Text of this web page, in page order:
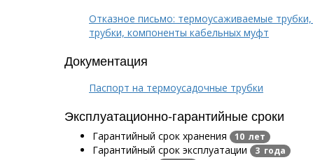
Отказное письмо: термоусаживаемые
трубки, компоненты кабельных муфт
Документация
Паспорт на термоусадочные трубки
Эксплуатационно-гарантийные сроки
Гарантийный срок хранения 10 лет
Гарантийный срок эксплуатации 3 года